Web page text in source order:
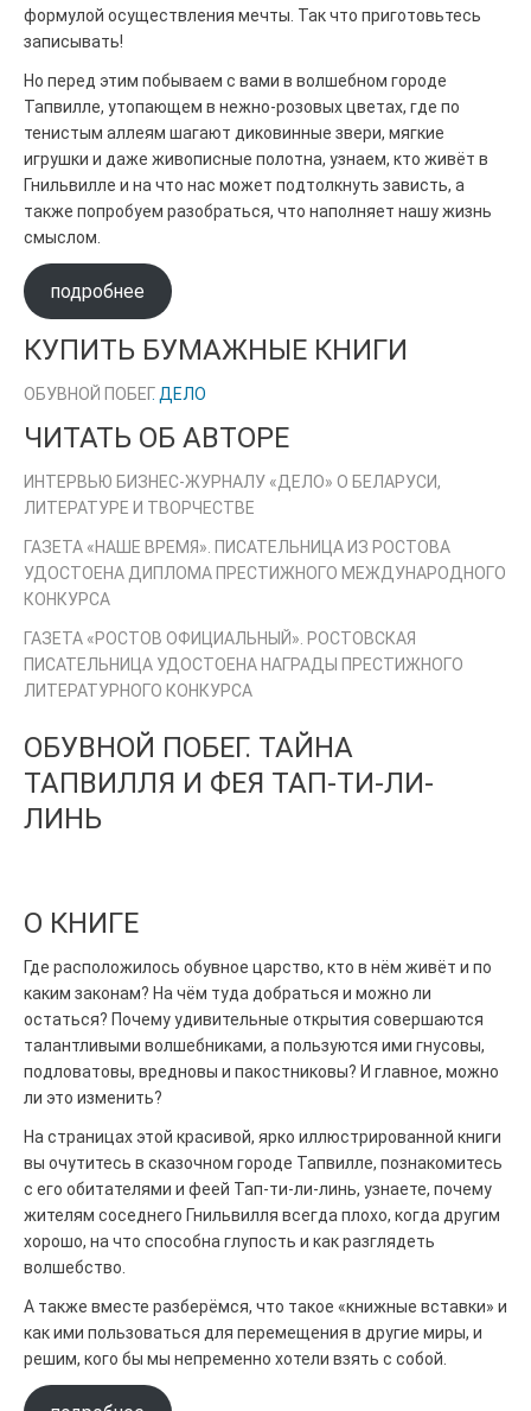
формулой осуществления мечты. Так что приготовьтесь
записывать!
Но перед этим побываем с вами в волшебном городе
Тапвилле, утопающем в нежно-розовых цветах, где по
тенистым аллеям шагают диковинные звери, мягкие
игрушки и даже живописные полотна, узнаем, кто живёт в
Гнильвилле и на что нас может подтолкнуть зависть, а
также попробуем разобраться, что наполняет нашу жизнь
смыслом.
подробнее
КУПИТЬ БУМАЖНЫЕ КНИГИ
ОБУВНОЙ ПОБЕГ. ДЕЛО
ЧИТАТЬ ОБ АВТОРЕ
ИНТЕРВЬЮ БИЗНЕС-ЖУРНАЛУ «ДЕЛО» О БЕЛАРУСИ,
ЛИТЕРАТУРЕ И ТВОРЧЕСТВЕ
ГАЗЕТА «НАШЕ ВРЕМЯ». ПИСАТЕЛЬНИЦА ИЗ РОСТОВА
УДОСТОЕНА ДИПЛОМА ПРЕСТИЖНОГО МЕЖДУНАРОДНОГО
КОНКУРСА
ГАЗЕТА «РОСТОВ ОФИЦИАЛЬНЫЙ». РОСТОВСКАЯ
ПИСАТЕЛЬНИЦА УДОСТОЕНА НАГРАДЫ ПРЕСТИЖНОГО
ЛИТЕРАТУРНОГО КОНКУРСА
ОБУВНОЙ ПОБЕГ. ТАЙНА
ТАПВИЛЛЯ И ФЕЯ ТАП-ТИ-ЛИ-
ЛИНЬ
О КНИГЕ
Где расположилось обувное царство, кто в нём живёт и по
каким законам? На чём туда добраться и можно ли
остаться? Почему удивительные открытия совершаются
талантливыми волшебниками, а пользуются ими гнусовы,
подловатовы, вредновы и пакостниковы? И главное, можно
ли это изменить?
На страницах этой красивой, ярко иллюстрированной книги
вы очутитесь в сказочном городе Тапвилле, познакомитесь
с его обитателями и феей Тап-ти-ли-линь, узнаете, почему
жителям соседнего Гнильвилля всегда плохо, когда другим
хорошо, на что способна глупость и как разглядеть
волшебство.
А также вместе разберёмся, что такое «книжные вставки» и
как ими пользоваться для перемещения в другие миры, и
решим, кого бы мы непременно хотели взять с собой.